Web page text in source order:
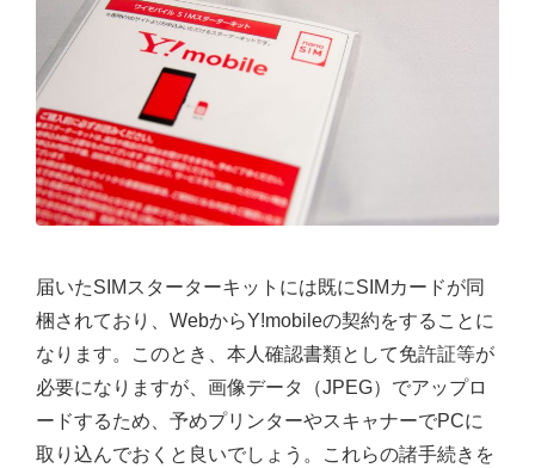
届いたSIMスターターキットには既にSIMカードが同
梱されており、WebからY!mobileの契約をすることに
なります。このとき、本人確認書類として免許証等が
必要になりますが、画像データ（JPEG）でアップロ
ードするため、予めプリンターやスキャナーでPCに
取り込んでおくと良いでしょう。これらの諸手続きを